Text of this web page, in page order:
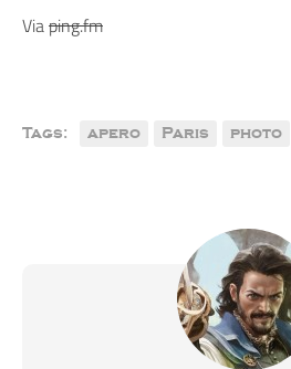
Viaping.fm
Tags: apero Paris photo